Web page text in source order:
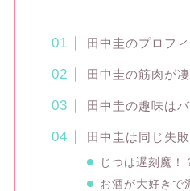
田中圭のプロフ
田中圭の筋肉が凄
田中圭の趣味は
田中圭は同じ失
じつは遅刻魔！
お酒が大好きで